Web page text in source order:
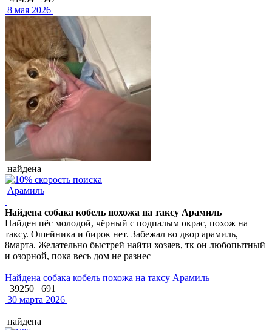
8 мая 2026
найдена
Арамиль
Найдена собака кобель похожа на таксу Арамиль
Найден пёс молодой, чёрный с подпалым окрас, похож на
таксу. Ошейника и бирок нет. Забежал во двор арамиль,
8марта. Желательно быстрей найти хозяев, тк он любопытный
и озорной, пока весь дом не разнес
Найдена собака кобель похожа на таксу Арамиль
39250
691
30 марта 2026
найдена